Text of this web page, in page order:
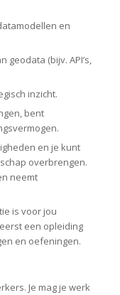
en
geodata (bijv. API’s,
inzicht.
bent
en je kunt
overbrengen.
neemt
is voor jou
een opleiding
en oefeningen.
Je mag je werk